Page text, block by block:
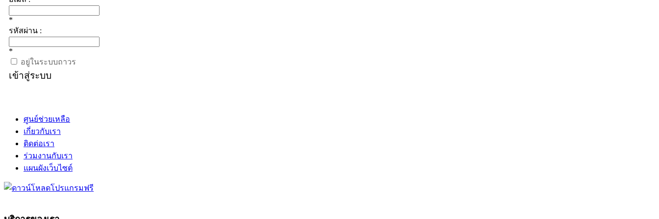
*
รหัสผ่าน :
*
อยู่ในระบบถาวร
เข้าสู่ระบบ
ศูนย์ช่วยเหลือ
เกี่ยวกับเรา
ติดต่อเรา
ร่วมงานกับเรา
แผนผังเว็บไซต์